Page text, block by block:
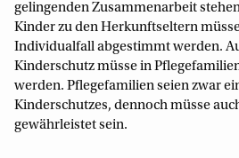
gelingenden Zusammenarbeit
Kinder zu den Herkunftseltern
Individualfall abgestimmt werden.
Kinderschutz müsse in
werden. Pflegefamilien seien zwar
Kinderschutzes, dennoch müsse
gewährleistet sein.